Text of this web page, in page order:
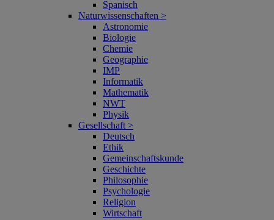
Spanisch
Naturwissenschaften >
Astronomie
Biologie
Chemie
Geographie
IMP
Informatik
Mathematik
NWT
Physik
Gesellschaft >
Deutsch
Ethik
Gemeinschaftskunde
Geschichte
Philosophie
Psychologie
Religion
Wirtschaft